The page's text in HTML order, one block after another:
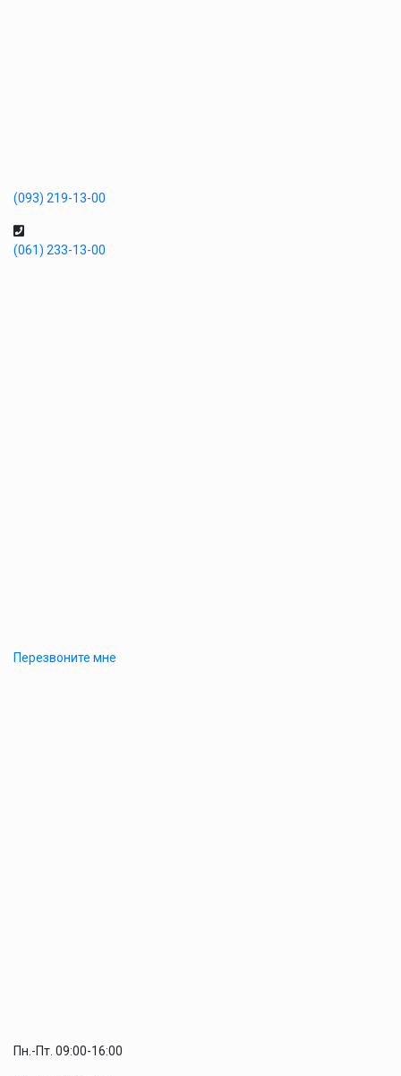
(093) 219-13-00
(061) 233-13-00
Перезвоните мне
Пн.-Пт. 09:00-16:00